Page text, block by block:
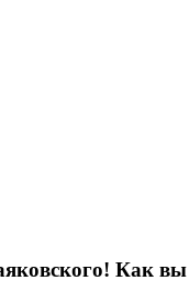
Как вы